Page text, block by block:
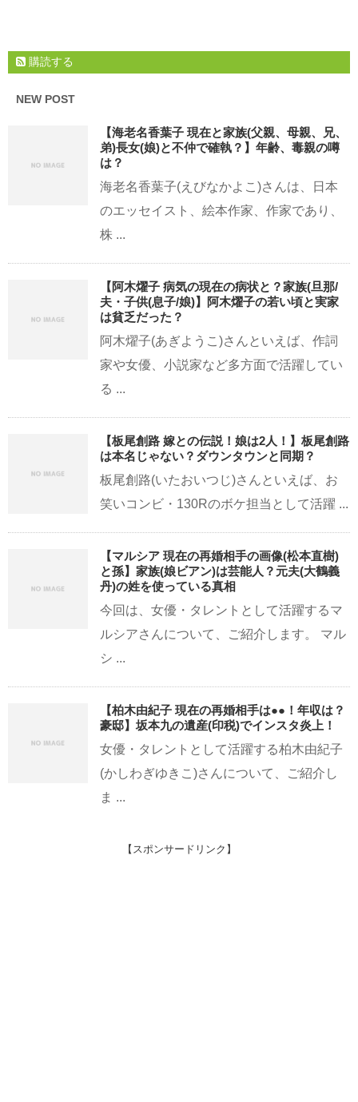
購読する
NEW POST
【海老名香葉子 現在と家族(父親、母親、兄、
弟)長女(娘)と不仲で確執？】年齢、毒親の噂
は？
海老名香葉子(えびなかよこ)さんは、日本
のエッセイスト、絵本作家、作家であり、
株 ...
【阿木燿子 病気の現在の病状と？家族(旦那/
夫・子供(息子/娘)】阿木燿子の若い頃と実家
は貧乏だった？
阿木燿子(あぎようこ)さんといえば、作詞
家や女優、小説家など多方面で活躍してい
る ...
【板尾創路 嫁との伝説！娘は2人！】板尾創路
は本名じゃない？ダウンタウンと同期？
板尾創路(いたおいつじ)さんといえば、お
笑いコンビ・130Rのボケ担当として活躍 ...
【マルシア 現在の再婚相手の画像(松本直樹)
と孫】家族(娘ビアン)は芸能人？元夫(大鶴義
丹)の姓を使っている真相
今回は、女優・タレントとして活躍するマ
ルシアさんについて、ご紹介します。 マル
シ ...
【柏木由紀子 現在の再婚相手は●●！年収は？
豪邸】坂本九の遺産(印税)でインスタ炎上！
女優・タレントとして活躍する柏木由紀子
(かしわぎゆきこ)さんについて、ご紹介し
ま ...
【スポンサードリンク】